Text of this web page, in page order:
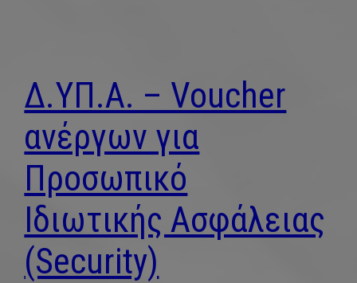
Δ.ΥΠ.Α. – Voucher
ανέργων για
Προσωπικό
Ιδιωτικής Ασφάλειας
(Security)